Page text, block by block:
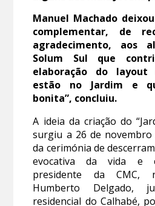
Manuel Machado
complementar, de
agradecimento, aos
Solum Sul que
elaboração do layout
estão no Jardim e
bonita”, concluiu.
A ideia da criação do
surgiu a 26 de novembro
da cerimónia de
evocativa da vida e
presidente da CMC,
Humberto Delgado,
residencial do Calhabé,